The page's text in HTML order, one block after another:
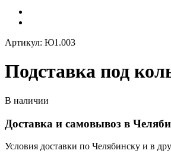
Артикул: Ю1.003
Подставка под
В наличии
Доставка и самовывоз в
Условия доставки по Челябинску и в